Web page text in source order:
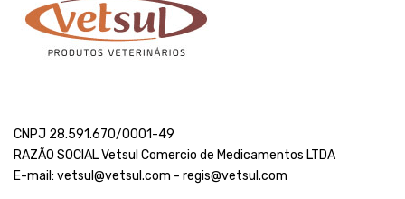
CNPJ 28.591.670/0001-49
RAZÃO SOCIAL Vetsul Comercio de Medicamentos LTDA
E-mail: vetsul@vetsul.com - regis@vetsul.com